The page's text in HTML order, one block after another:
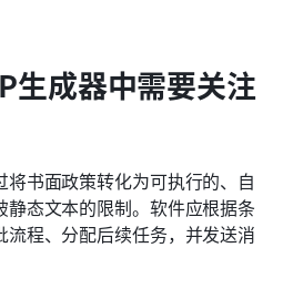
生成器中需要关注
将书面政策转化为可执行的、自
静态文本的限制。软件应根据条
流程、分配后续任务，并发送消